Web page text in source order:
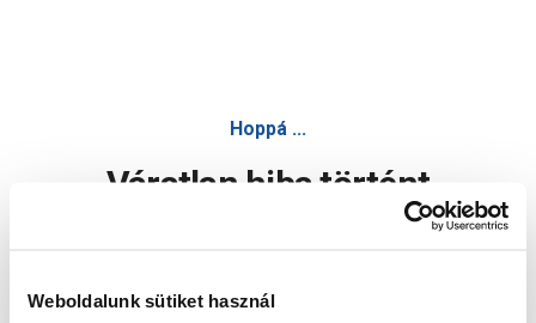
Weboldalunk sütiket használ
Hoppá ...
Váratlan hiba történt